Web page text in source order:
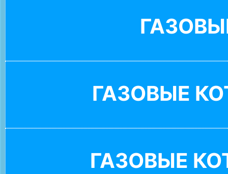
ГАЗОВЫЕ
ГАЗОВЫЕ